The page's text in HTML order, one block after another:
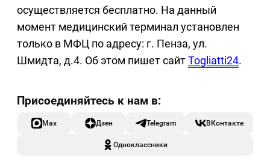
осуществляется бесплатно. На данный
момент медицинский терминал установлен
только в МФЦ по адресу: г. Пенза, ул.
Шмидта, д.4. Об этом пишет сайтTogliatti24.
Max Дзен Telegram ВКонтакте
Одноклассники